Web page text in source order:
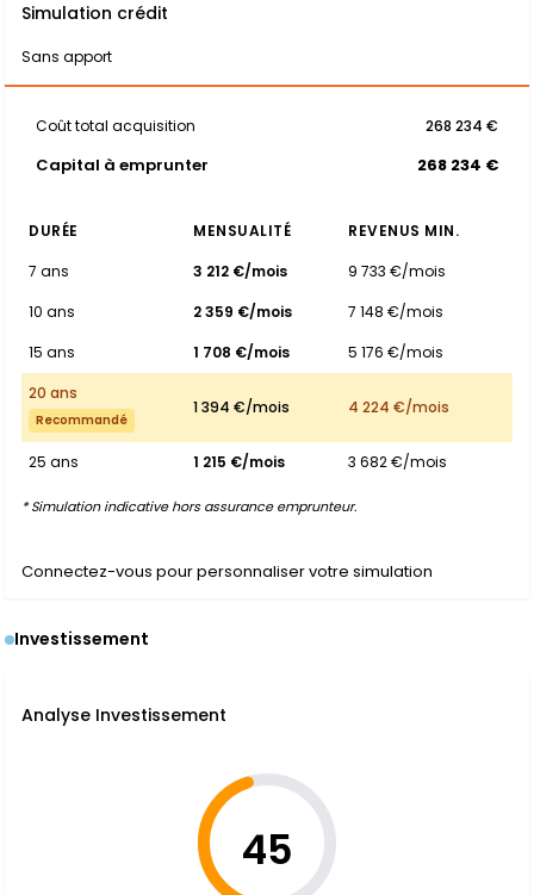
Simulation crédit
Sans apport
Coût total acquisition 268 234 €
Capital à emprunter 268 234 €
DURÉE MENSUALITÉ
REVENUS MIN.
7 ans
3 212 €/mois
9 733 €/mois
10 ans
2 359 €/mois
7 148 €/mois
15 ans
1 708 €/mois
5 176 €/mois
20 ans
Recommandé
1 394 €/mois 4 224 €/mois
25 ans 1 215 €/mois 3 682 €/mois
* Simulation indicative hors assurance emprunteur.
Connectez-vous pour personnaliser votre simulation
Investissement
Analyse Investissement
45